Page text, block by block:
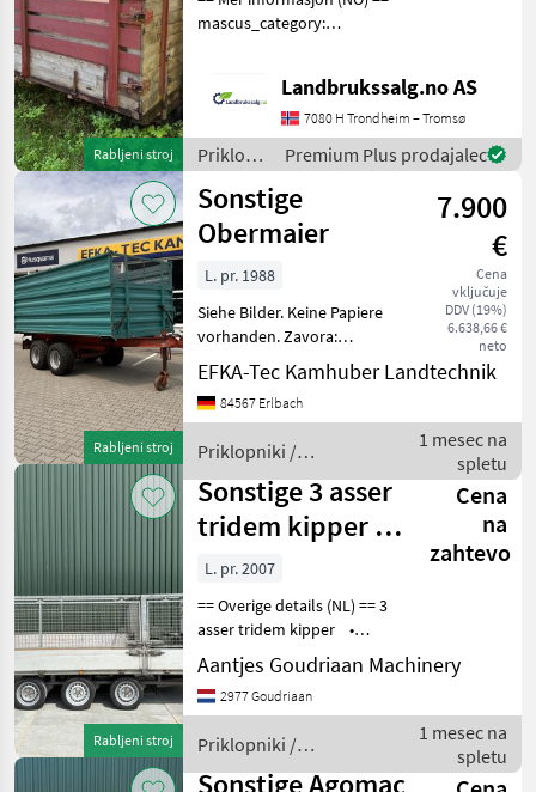
Rabljeni stroj
mascus_category:
reference number upon
request: 9271 See
en.landbrukssalg.no/9271
for
Landbrukssalg.no AS
7080 H Trondheim – Tromsø
Priklopniki
/
Sonstige
Premium Plus prodajalec
Rabljeni stroj
Sonstige
Obermaier
7.900
€
Cena
vključuje
DDV (19%)
6.638,66 €
neto
L. pr. 1988
Siehe Bilder. Keine Papiere
vorhanden. Zavora:
Prehitevalna zavora
Priklopniki Tandem
priklopnik
EFKA-Tec Kamhuber Landtechnik
84567 Erlbach
Priklopniki /
Sonstige
1 mesec na
spletu
Rabljeni stroj
Sonstige 3 asser
tridem kipper -
Gebruikt
Cena
na
zahtevo
L. pr. 2007
== Overige details (NL) == 3
asser tridem kipper •
Afmetingen 4050x2000 mm
• Laadvermogen 2370 kg
• Torsie assen • Verlichten
Aantjes Goudriaan Machinery
2977 Goudriaan
Priklopniki /
Sonstige
1 mesec na
spletu
Sonstige Agomac